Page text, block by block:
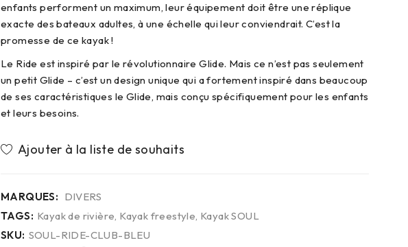
enfants performent un maximum, leur équipement doit être une réplique
exacte des bateaux adultes, à une échelle qui leur conviendrait. C’est la
promesse de ce kayak !
Le Ride est inspiré par le révolutionnaire Glide. Mais ce n’est pas seulement
un petit Glide – c’est un design unique qui a fortement inspiré dans beaucoup
de ses caractéristiques le Glide, mais conçu spécifiquement pour les enfants
et leurs besoins.
MARQUES: DIVERS
TAGS: Kayak de rivière, Kayak freestyle, Kayak SOUL
SKU: SOUL-RIDE-CLUB-BLEU